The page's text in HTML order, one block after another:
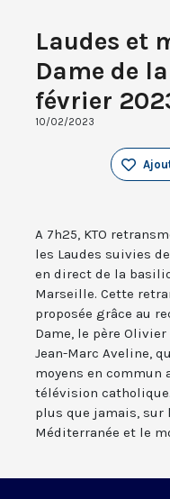
Laudes et
Dame de
février
10/02/2023
A 7h25, KTO
les Laudes suivies
en direct de la
Marseille. Cette
proposée grâce au
Dame, le père
Jean-Marc Aveline,
moyens en commun
télévision
plus que jamais, sur
Méditerranée et le